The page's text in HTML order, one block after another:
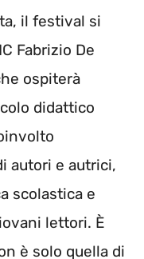
il festival si
Fabrizio De
ospiterà
didattico
autori e autrici,
scolastica e
lettori. È
è solo quella di